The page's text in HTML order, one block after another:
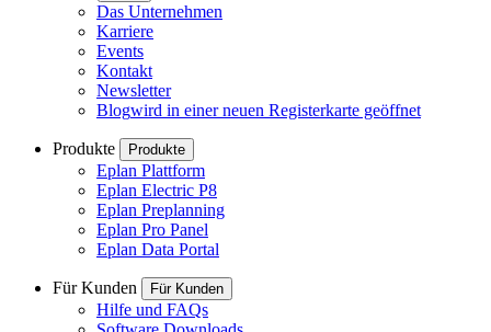
Das Unternehmen
Karriere
Events
Kontakt
Newsletter
Blogwird in einer neuen Registerkarte geöffnet
Produkte Produkte
Eplan Plattform
Eplan Electric P8
Eplan Preplanning
Eplan Pro Panel
Eplan Data Portal
Für Kunden Für Kunden
Hilfe und FAQs